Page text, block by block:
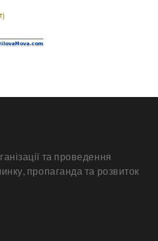
та проведення
пропаганда та розвиток